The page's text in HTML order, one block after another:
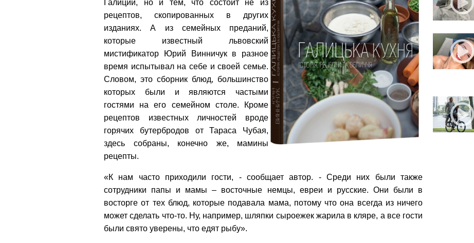
Галиции, но и тем, что состоит не из
рецептов, скопированных в других
изданиях. А из семейных преданий,
которые известный львовский
мистификатор Юрий Винничук в разное
время испытывал на себе и своей семье.
Словом, это сборник блюд, большинство
которых были и являются частыми
гостями на его семейном столе. Кроме
рецептов известных личностей вроде
горячих бутербродов от Тараса Чубая,
здесь собраны, конечно же, мамины
рецепты.
«К нам часто приходили гости, - сообщает автор. - Среди них были также
сотрудники папы и мамы – восточные немцы, евреи и русские. Они были в
восторге от тех блюд, которые подавала мама, потому что она всегда из ничего
может сделать что-то. Ну, например, шляпки сыроежек жарила в кляре, а все гости
были свято уверены, что едят рыбу».